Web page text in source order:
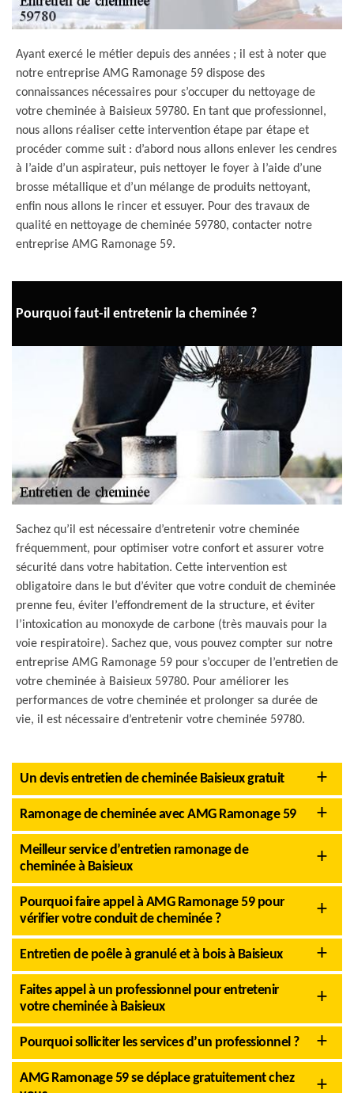
Ayant exercé le métier depuis des années ; il est à noter que
notre entreprise AMG Ramonage 59 dispose des
connaissances nécessaires pour s’occuper du nettoyage de
votre cheminée à Baisieux 59780. En tant que professionnel,
nous allons réaliser cette intervention étape par étape et
procéder comme suit : d’abord nous allons enlever les cendres
à l’aide d’un aspirateur, puis nettoyer le foyer à l’aide d’une
brosse métallique et d’un mélange de produits nettoyant,
enfin nous allons le rincer et essuyer. Pour des travaux de
qualité en nettoyage de cheminée 59780, contacter notre
entreprise AMG Ramonage 59.
Pourquoi faut-il entretenir la cheminée ?
Sachez qu’il est nécessaire d’entretenir votre cheminée
fréquemment, pour optimiser votre confort et assurer votre
sécurité dans votre habitation. Cette intervention est
obligatoire dans le but d’éviter que votre conduit de cheminée
prenne feu, éviter l’effondrement de la structure, et éviter
l’intoxication au monoxyde de carbone (très mauvais pour la
voie respiratoire). Sachez que, vous pouvez compter sur notre
entreprise AMG Ramonage 59 pour s’occuper de l’entretien de
votre cheminée à Baisieux 59780. Pour améliorer les
performances de votre cheminée et prolonger sa durée de
vie, il est nécessaire d’entretenir votre cheminée 59780.
Un devis entretien de cheminée Baisieux gratuit
Ramonage de cheminée avec AMG Ramonage 59
Meilleur service d’entretien ramonage de
cheminée à Baisieux
Pourquoi faire appel à AMG Ramonage 59 pour
vérifier votre conduit de cheminée ?
Entretien de poêle à granulé et à bois à Baisieux
Faites appel à un professionnel pour entretenir
votre cheminée à Baisieux
Pourquoi solliciter les services d’un professionnel ?
AMG Ramonage 59 se déplace gratuitement chez